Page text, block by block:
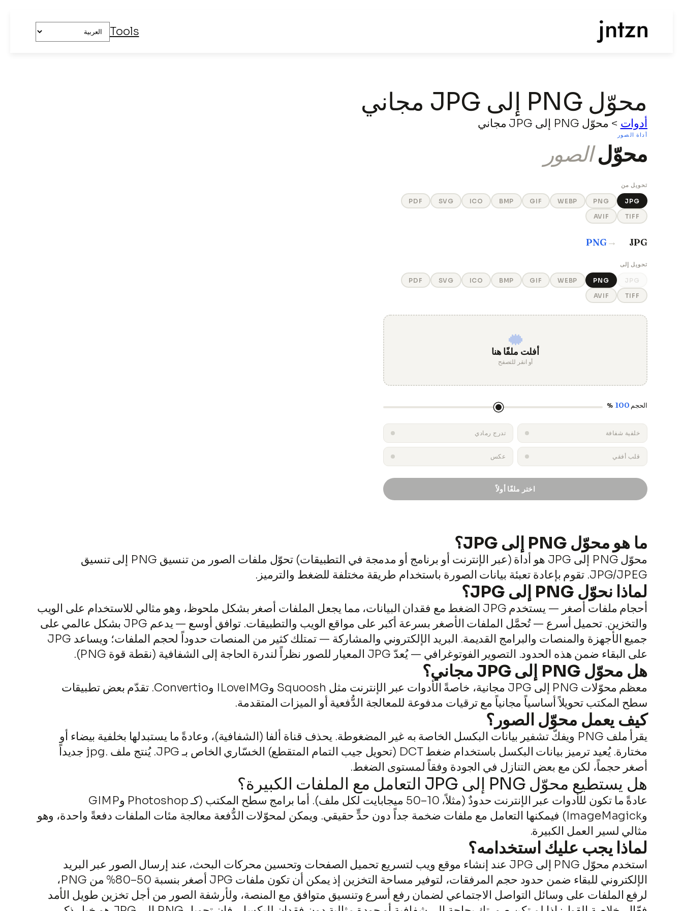
Tools اختر
لغة
محوّل PNG إلى JPG مجاني
أدوات > محوّل PNG إلى JPG مجاني
أداة الصور
محوّلالصور
تحويل من
JPG
PNG
WEBP
GIF
BMP
ICO
SVG
PDF
TIFF
AVIF
JPG
→
PNG
تحويل إلى
JPG
PNG
WEBP
GIF
BMP
ICO
SVG
PDF
TIFF
AVIF
أفلت ملفًا هنا
أو انقر للتصفح
الحجم 100
%
خلفية شفافة تدرج رمادي
قلب أفقي عكس
اختر ملفًا أولاً
ما هو محوّل PNG إلى JPG؟
محوّل PNG إلى JPG هو أداة (عبر الإنترنت أو برنامج أو مدمجة في التطبيقات) تحوّل ملفات الصور من تنسيق PNG إلى تنسيق
JPG/JPEG. تقوم بإعادة تعبئة بيانات الصورة باستخدام طريقة مختلفة للضغط والترميز.
لماذا نحوّل PNG إلى JPG؟
أحجام ملفات أصغر — يستخدم JPG الضغط مع فقدان البيانات، مما يجعل الملفات أصغر بشكل ملحوظ، وهو مثالي للاستخدام على الويب
والتخزين. تحميل أسرع — تُحمَّل الملفات الأصغر بسرعة أكبر على مواقع الويب والتطبيقات. توافق أوسع — يدعم JPG بشكل عالمي على
جميع الأجهزة والمنصات والبرامج القديمة. البريد الإلكتروني والمشاركة — تمتلك كثير من المنصات حدوداً لحجم الملفات؛ ويساعد JPG
على البقاء ضمن هذه الحدود. التصوير الفوتوغرافي — يُعدّ JPG المعيار للصور نظراً لندرة الحاجة إلى الشفافية (نقطة قوة PNG).
هل محوّل PNG إلى JPG مجاني؟
معظم محوّلات PNG إلى JPG مجانية، خاصةً الأدوات عبر الإنترنت مثل Squoosh وILoveIMG وConvertio. تقدّم بعض تطبيقات
سطح المكتب تحويلاً أساسياً مجانياً مع ترقيات مدفوعة للمعالجة الدُّفعية أو الميزات المتقدمة.
كيف يعمل محوّل الصور؟
يقرأ ملف PNG ويفكّ تشفير بيانات البكسل الخاصة به غير المضغوطة. يحذف قناة ألفا (الشفافية)، وعادةً ما يستبدلها بخلفية بيضاء أو
مختارة. يُعيد ترميز بيانات البكسل باستخدام ضغط DCT (تحويل جيب التمام المتقطع) الخسّاري الخاص بـ JPG. يُنتج ملف .jpg جديداً
أصغر حجماً، لكن مع بعض التنازل في الجودة وفقاً لمستوى الضغط.
هل يستطيع محوّل PNG إلى JPG التعامل مع الملفات الكبيرة؟
عادةً ما تكون للأدوات عبر الإنترنت حدودٌ (مثلاً، 10–50 ميجابايت لكل ملف). أما برامج سطح المكتب (كـ Photoshop وGIMP
وImageMagick) فيمكنها التعامل مع ملفات ضخمة جداً دون حدٍّ حقيقي. ويمكن لمحوّلات الدُّفعة معالجة مئات الملفات دفعةً واحدة، وهو
مثالي لسير العمل الكبيرة.
لماذا يجب عليك استخدامه؟
استخدم محوّل PNG إلى JPG عند إنشاء موقع ويب لتسريع تحميل الصفحات وتحسين محركات البحث، عند إرسال الصور عبر البريد
الإلكتروني للبقاء ضمن حدود حجم المرفقات، لتوفير مساحة التخزين إذ يمكن أن تكون ملفات JPG أصغر بنسبة 50–80% من PNG،
لرفع الملفات على وسائل التواصل الاجتماعي لضمان رفع أسرع وتنسيق متوافق مع المنصة، ولأرشفة الصور من أجل تخزين طويل الأمد